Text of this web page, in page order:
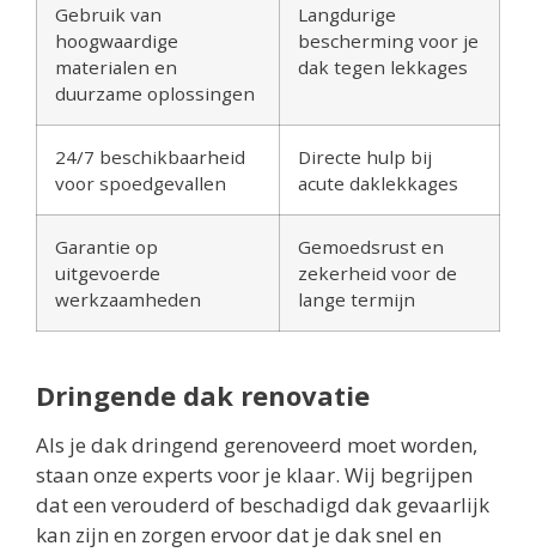
Gebruik van
hoogwaardige
materialen en
duurzame oplossingen
Langdurige
bescherming voor je
dak tegen lekkages
24/7 beschikbaarheid
voor spoedgevallen
Directe hulp bij
acute daklekkages
Garantie op
uitgevoerde
werkzaamheden
Gemoedsrust en
zekerheid voor de
lange termijn
Dringende dak renovatie
Als je dak dringend gerenoveerd moet worden,
staan onze experts voor je klaar. Wij begrijpen
dat een verouderd of beschadigd dak gevaarlijk
kan zijn en zorgen ervoor dat je dak snel en